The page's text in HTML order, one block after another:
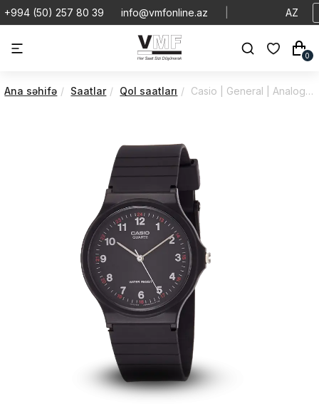
+994 (50) 257 80 39 info@vmfonline.az AZ
0
Ana səhifə Saatlar Qol saatları Casio | General | Analog | MQ-24-1BLDF